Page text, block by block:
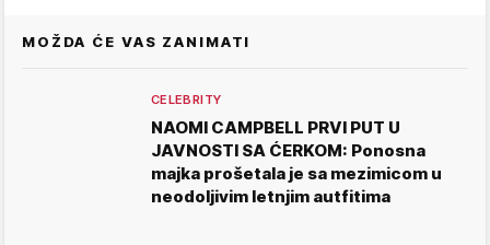
MOŽDA ĆE VAS ZANIMATI
CELEBRITY
NAOMI CAMPBELL PRVI PUT U
JAVNOSTI SA ĆERKOM: Ponosna
majka prošetala je sa mezimicom u
neodoljivim letnjim autfitima